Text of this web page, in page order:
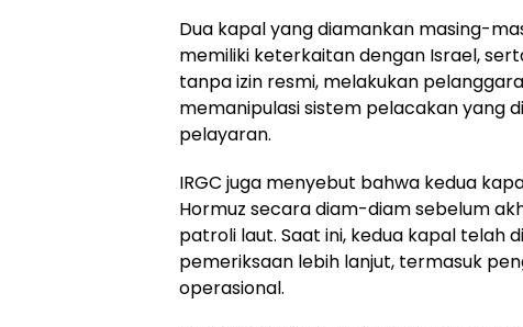
Dua kapal yang diamankan masing-
memiliki keterkaitan dengan Israel,
tanpa izin resmi, melakukan
memanipulasi sistem pelacakan yang
pelayaran.
IRGC juga menyebut bahwa kedua
Hormuz secara diam-diam sebelum
patroli laut. Saat ini, kedua kapal telah
pemeriksaan lebih lanjut, termasuk
operasional.